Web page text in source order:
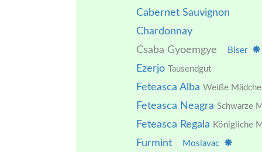
Cabernet Sauvignon
Chardonnay
Csaba Gyoemgye
Biser
Ezerjo Tausendgut
Feteasca Alba Weiße
Feteasca Neagra Schwarze
Feteasca Regala Königliche
Furmint Moslavac